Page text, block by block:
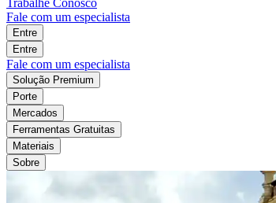
Fale com um especialista
Entre
Entre
Fale com um especialista
Solução Premium
Porte
Mercados
Ferramentas Gratuitas
Materiais
Sobre